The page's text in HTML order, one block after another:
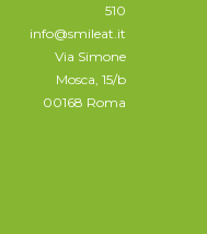
510
info@smileat.it
Via Simone
Mosca, 15/b
00168 Roma